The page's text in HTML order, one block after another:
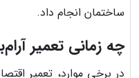
ساختمان انجام داد.
چه زمانی تعمیر
در برخی موارد، تعمیر